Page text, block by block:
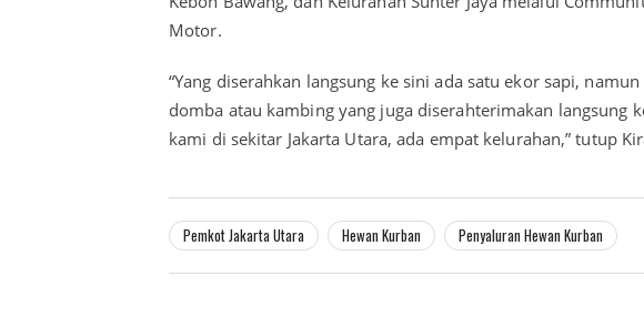
Motor.
“Yang diserahkan langsung ke sini ada satu ekor sapi,
domba atau kambing yang juga diserahterimakan langsung
kami di sekitar Jakarta Utara, ada empat kelurahan,” tutup
Pemkot Jakarta Utara Hewan Kurban Penyaluran Hewan Kurban